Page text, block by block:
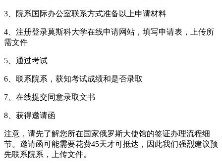
3、院系国际办公室联系方式准备以上申请材料
4、注册登录莫斯科大学在线申请网站，填写申请表，上传所
需文件
5、通过考试
6、联系院系，获知考试成绩和是否录取
7、在线提交同意录取文书
8、获得邀请函
注意，请先了解您所在国家俄罗斯大使馆的签证办理流程细
节。邀请函可能需要花费45天才可抵达，因此我们强烈建议预
先联系院系，上传文件。